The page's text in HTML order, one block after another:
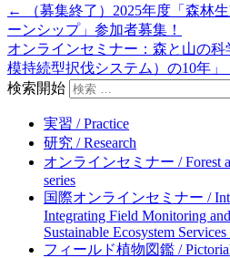
←
（募集終了）2025年度「森林
ーンシップ」参加者募集！
オンラインセミナー：森と山の科
模持続型択伐システム）の10年」
検索開始
実習 / Practice
研究 / Research
オンラインセミナー / Forest
series
国際オンラインセミナー /
Integrating Field Monitoring
Sustainable Ecosystem
フィールド植物図鑑 /